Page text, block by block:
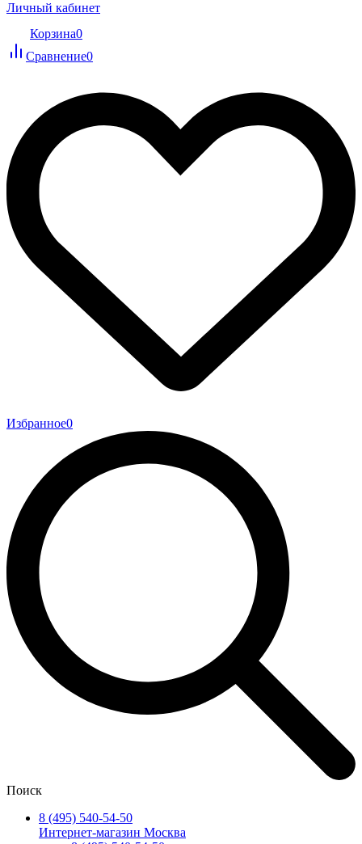
Личный кабинет
Корзина0
Сравнение0
Избранное0
Поиск
8 (495) 540-54-50
Интернет-магазин Москва